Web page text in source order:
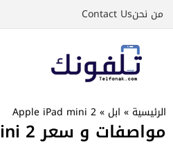
إلىمن نحنContact Us
الرئيسية » ابل »
Apple iPad mini 2
مواصفات و سعر Apple iPad mini 2